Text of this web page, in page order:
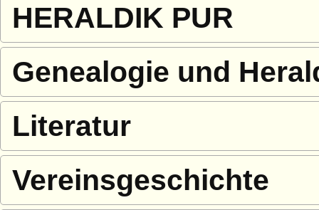
HERALDIK PUR
Genealogie und
Literatur
Vereinsgeschichte